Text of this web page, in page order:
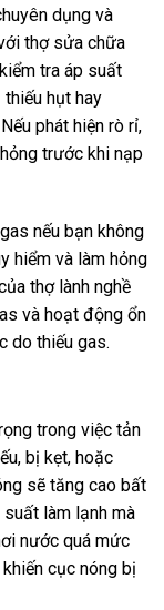
dụng và
thợ sửa chữa
tra áp suất
hụt hay
phát hiện rò rỉ,
trước khi nạp
nếu bạn không
hiểm và làm hỏng
thợ lành nghề
và hoạt động ổn
do thiếu gas.
trong việc tản
bị kẹt, hoặc
sẽ tăng cao bất
làm lạnh mà
nước quá mức
cục nóng bị